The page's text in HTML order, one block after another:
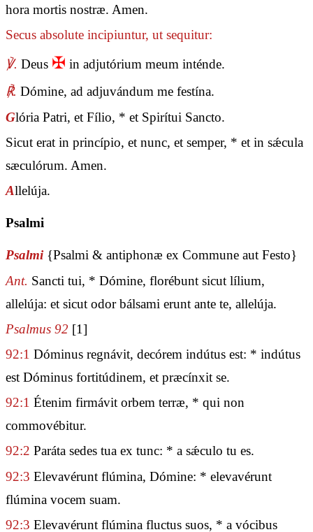
hora mortis nostræ. Amen.
Secus absolute incipiuntur, ut sequitur:
℣. Deus ✠ in adjutórium meum inténde.
℟. Dómine, ad adjuvándum me festína.
Glória Patri, et Fílio, * et Spirítui Sancto.
Sicut erat in princípio, et nunc, et semper, * et in sǽcula
sæculórum. Amen.
Allelúja.
Psalmi
Psalmi {Psalmi & antiphonæ ex Commune aut Festo}
Ant. Sancti tui, * Dómine, florébunt sicut lílium,
allelúja: et sicut odor bálsami erunt ante te, allelúja.
Psalmus 92 [1]
92:1 Dóminus regnávit, decórem indútus est: * indútus
est Dóminus fortitúdinem, et præcínxit se.
92:1 Étenim firmávit orbem terræ, * qui non
commovébitur.
92:2 Paráta sedes tua ex tunc: * a sǽculo tu es.
92:3 Elevavérunt flúmina, Dómine: * elevavérunt
flúmina vocem suam.
92:3 Elevavérunt flúmina fluctus suos, * a vócibus